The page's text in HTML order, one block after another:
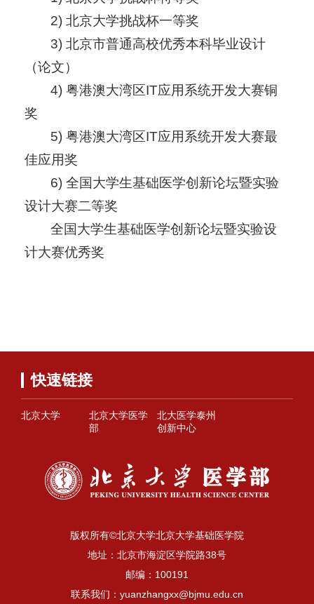
2) 北京大学挑战杯一等奖
3) 北京市普通高校优秀本科毕业设计
（论文）
4) 粤港澳大湾区IT应用系统开发大赛铜
奖
5) 粤港澳大湾区IT应用系统开发大赛最
佳应用奖
6) 全国大学生基础医学创新论坛暨实验
设计大赛二等奖
全国大学生基础医学创新论坛暨实验设
计大赛优秀奖
快速链接
北京大学
北京大学医学
部
北大医学泰州
创新中心
版权所有©北京大学北京大学基础医学院
地址：北京市海淀区学院路38号
邮编：100191
联系我们：yuanzhangxx@bjmu.edu.cn